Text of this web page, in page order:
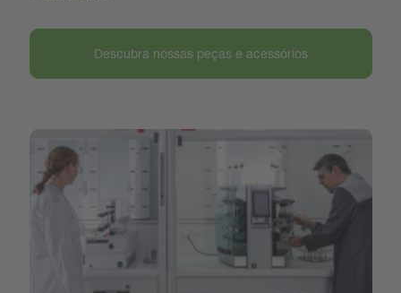
Descubra nossas peças e acessórios